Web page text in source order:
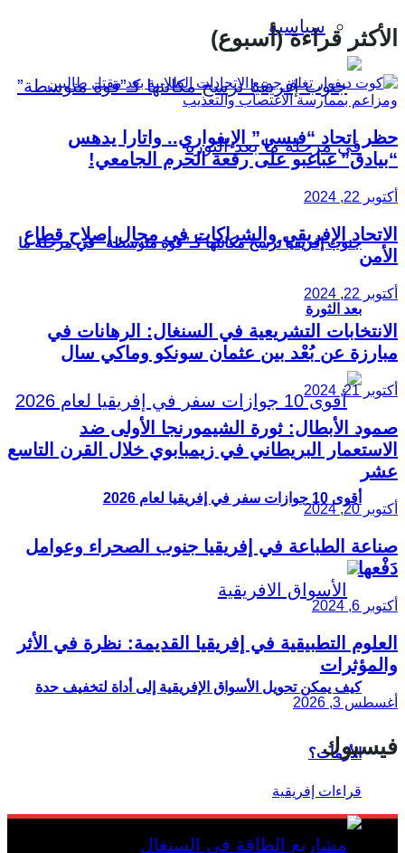
سياسية
جنوب إفريقيا ترسخ مكانتها كـ”قوة متوسطة” في مرحلة ما
بعد الثورة
أقوى 10 جوازات سفر في إفريقيا لعام 2026
كيف يمكن تحويل الأسواق الإفريقية إلى أداة لتخفيف حدة
الأزمات؟
الأكثر قراءة (أسبوع)
حظر اتحاد “فيسي” الإيفواري.. واتارا يدهس
“بيادق” غباغبو على رقعة الحرم الجامعي!
أكتوبر 22, 2024
الاتحاد الإفريقي والشراكات في مجال إصلاح قطاع
الأمن
أكتوبر 22, 2024
الانتخابات التشريعية في السنغال: الرهانات في
مبارزة عن بُعْد بين عثمان سونكو وماكي سال
أكتوبر 21, 2024
صمود الأبطال: ثورة الشيمورنجا الأولى ضد
الاستعمار البريطاني في زيمبابوي خلال القرن التاسع
عشر
أكتوبر 20, 2024
صناعة الطباعة في إفريقيا جنوب الصحراء وعوامل
دَفْعها
أكتوبر 6, 2024
العلوم التطبيقية في إفريقيا القديمة: نظرة في الأثر
والمؤثرات
أغسطس 3, 2026
فيسبوك